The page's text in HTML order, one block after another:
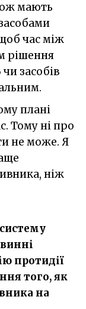
мають
час між
рішення
засобів
плані
Тому ні про
не може. Я
ніж
протидії
того, як
на